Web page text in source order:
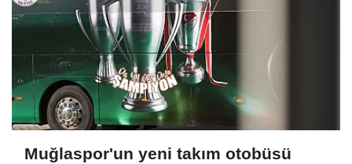
Muğlaspor'un yeni takım otobüsü